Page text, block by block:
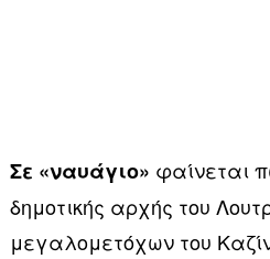
Σε «ναυάγιο» φαίνεται
δημοτικής αρχής του
μεγαλομετόχων του